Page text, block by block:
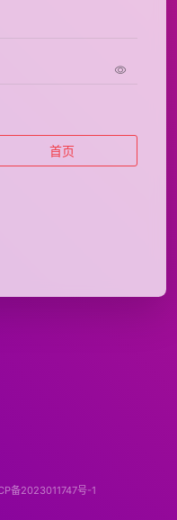
首页
备2023011747号-1